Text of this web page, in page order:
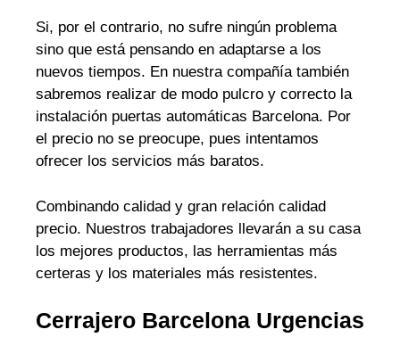
Si, por el contrario, no sufre ningún problema
sino que está pensando en adaptarse a los
nuevos tiempos. En nuestra compañía también
sabremos realizar de modo pulcro y correcto la
instalación puertas automáticas Barcelona. Por
el precio no se preocupe, pues intentamos
ofrecer los servicios más baratos.
Combinando calidad y gran relación calidad
precio. Nuestros trabajadores llevarán a su casa
los mejores productos, las herramientas más
certeras y los materiales más resistentes.
Cerrajero Barcelona Urgencias